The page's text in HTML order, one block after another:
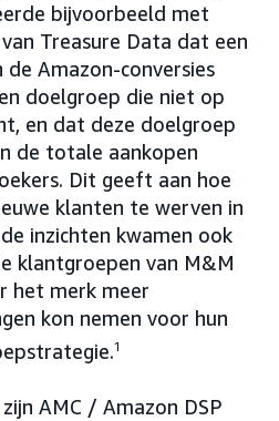
bijvoorbeeld met
Treasure Data dat een
Amazon-conversies
doelgroep die niet op
en dat deze doelgroep
de totale aankopen
Dit geeft aan hoe
klanten te werven in
inzichten kwamen ook
klantgroepen van M&M
het merk meer
kon nemen voor hun
1
AMC / Amazon DSP